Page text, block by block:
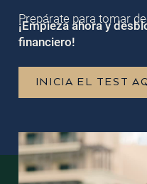
Prepárate para tomar
¡Empieza ahora y
financiero!
INICIA EL TEST